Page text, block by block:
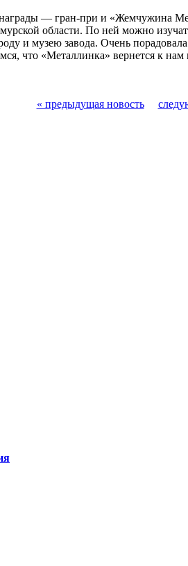
— гран-при и «Жемчужина
области. По ней можно
и музею завода. Очень
что «Металлинка» вернется к
« предыдущая новость